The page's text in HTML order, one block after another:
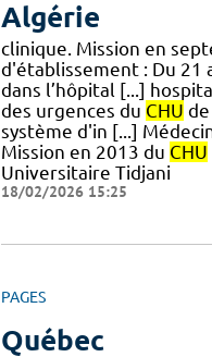
Algérie
clinique. Mission en
d'établissement : Du 21
dans l’hôpital [...]
des urgences du CHU
système d'in [...]
Mission en 2013 du CHU
Universitaire Tidjani
18/02/2026 15:25
PAGES
Québec